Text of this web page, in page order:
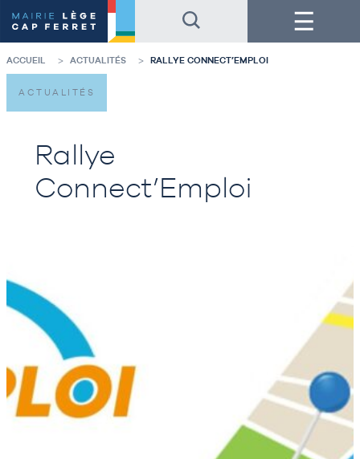
au
contenu
de
la
page
au
pied
de
page
Menu
ACCUEIL ACTUALITÉS RALLYE CONNECT’EMPLOI
Rallye
Connect’Emploi
ACTUALITÉS